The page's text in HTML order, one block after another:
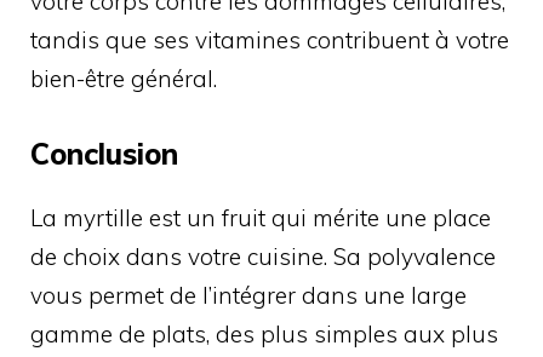
tandis que ses vitamines contribuent à votre
bien-être général.
Conclusion
La myrtille est un fruit qui mérite une place
de choix dans votre cuisine. Sa polyvalence
vous permet de l’intégrer dans une large
gamme de plats, des plus simples aux plus